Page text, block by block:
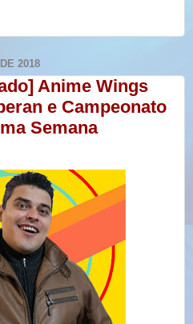
2018
Anime Wings
e Campeonato
Semana